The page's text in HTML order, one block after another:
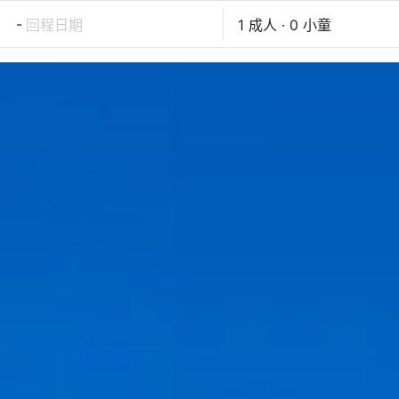
- 回程日期 1 成人 · 0 小童